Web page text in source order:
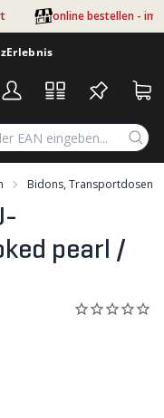
online bestellen - im
Erlebnis
Bidons, Transportdosen
pearl /